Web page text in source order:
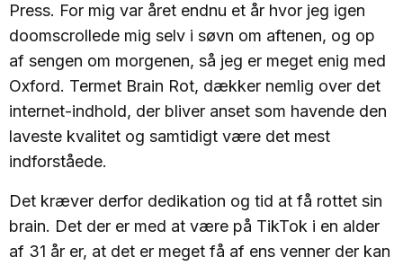
Press. For mig var året endnu et år hvor jeg igen
doomscrollede mig selv i søvn om aftenen, og op
af sengen om morgenen, så jeg er meget enig med
Oxford. Termet Brain Rot, dækker nemlig over det
internet-indhold, der bliver anset som havende den
laveste kvalitet og samtidigt være det mest
indforståede.
Det kræver derfor dedikation og tid at få rottet sin
brain. Det der er med at være på TikTok i en alder
af 31 år er, at det er meget få af ens venner der kan